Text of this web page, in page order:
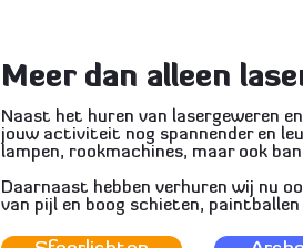
Meer dan alleen
Naast het huren van lasergeweren
jouw activiteit nog spannender en
lampen, rookmachines, maar ook
Daarnaast hebben verhuren wij nu
van pijl en boog schieten,